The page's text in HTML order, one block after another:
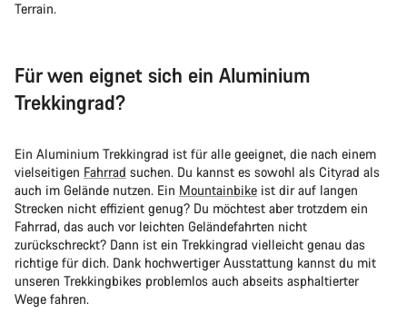
Terrain.
Für wen eignet sich ein Aluminium
Trekkingrad?
Ein Aluminium Trekkingrad ist für alle geeignet, die nach einem
vielseitigen Fahrrad suchen. Du kannst es sowohl als Cityrad als
auch im Gelände nutzen. Ein Mountainbike ist dir auf langen
Strecken nicht effizient genug? Du möchtest aber trotzdem ein
Fahrrad, das auch vor leichten Geländefahrten nicht
zurückschreckt? Dann ist ein Trekkingrad vielleicht genau das
richtige für dich. Dank hochwertiger Ausstattung kannst du mit
unseren Trekkingbikes problemlos auch abseits asphaltierter
Wege fahren.